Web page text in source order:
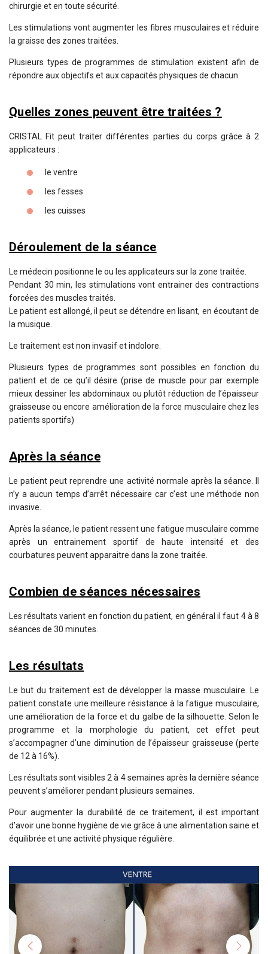
chirurgie et en toute sécurité.
Les stimulations vont augmenter les fibres musculaires et réduire
la graisse des zones traitées.
Plusieurs types de programmes de stimulation existent afin de
répondre aux objectifs et aux capacités physiques de chacun.
Quelles zones peuvent être traitées ?
CRISTAL Fit peut traiter différentes parties du corps grâce à 2
applicateurs :
le ventre
les fesses
les cuisses
Déroulement de la séance
Le médecin positionne le ou les applicateurs sur la zone traitée.
Pendant 30 min, les stimulations vont entrainer des contractions
forcées des muscles traités.
Le patient est allongé, il peut se détendre en lisant, en écoutant de
la musique.
Le traitement est non invasif et indolore.
Plusieurs types de programmes sont possibles en fonction du
patient et de ce qu’il désire (prise de muscle pour par exemple
mieux dessiner les abdominaux ou plutôt réduction de l’épaisseur
graisseuse ou encore amélioration de la force musculaire chez les
patients sportifs)
Après la séance
Le patient peut reprendre une activité normale après la séance. Il
n’y a aucun temps d’arrêt nécessaire car c’est une méthode non
invasive.
Après la séance, le patient ressent une fatigue musculaire comme
après un entrainement sportif de haute intensité et des
courbatures peuvent apparaitre dans la zone traitée.
Combien de séances nécessaires
Les résultats varient en fonction du patient, en général il faut 4 à 8
séances de 30 minutes.
Les résultats
Le but du traitement est de développer la masse musculaire. Le
patient constate une meilleure résistance à la fatigue musculaire,
une amélioration de la force et du galbe de la silhouette. Selon le
programme et la morphologie du patient, cet effet peut
s’accompagner d’une diminution de l’épaisseur graisseuse (perte
de 12 à 16%).
Les résultats sont visibles 2 à 4 semaines après la dernière séance
peuvent s’améliorer pendant plusieurs semaines.
Pour augmenter la durabilité de ce traitement, il est important
d’avoir une bonne hygiène de vie grâce à une alimentation saine et
équilibrée et une activité physique régulière.